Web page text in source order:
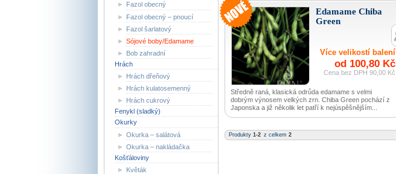
Fazol obecný
Fazol obecný – pnoucí
Fazol šarlatový
Sójové boby/Edamame
Bob zahradní
Hrách
Hrách dřeňový
Hrách kulatosemenný
Hrách cukrový
Fenykl (sladký)
Okurky
Okurka – salátová
Okurka – nakládačka
Košťáloviny
Květák
Edamame Chiba
Green
Středně raná, klasická odrůda edamame s velmi
dobrým výnosem velkých zrn. Chiba Green pochází z
Japonska a již několik let patří k nejúspěšnějším...
Více velikostí balení
od 100,80 Kč
Cena bez DPH 90,00 Kč
Produkty 1-2 z celkem 2